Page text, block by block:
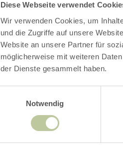
Diese Webseite verwendet
Wir verwenden Cookies, um
und die Zugriffe auf unsere
Website an unsere Partner für
möglicherweise mit weiteren
der Dienste gesammelt haben.
Notwendig